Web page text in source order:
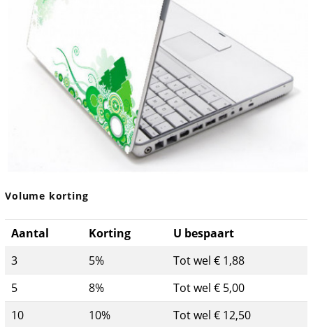
Volume korting
Aantal Korting
U bespaart
3
5%
Tot wel € 1,88
5
8%
Tot wel € 5,00
10
10%
Tot wel € 12,50